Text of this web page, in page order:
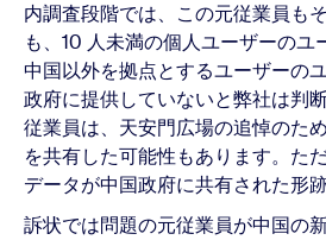
内調査段階では、この元従業員も
も、10 人未満の個人ユーザーのユ
中国以外を拠点とするユーザーの
政府に提供していないと弊社は判
従業員は、天安門広場の追悼のた
を共有した可能性もあります。た
データが中国政府に共有された形
訴状では問題の元従業員が中国の